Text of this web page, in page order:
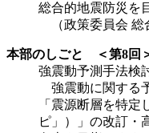
総合的地震防災を
（政策委員会 総
本部のしごと ＜第8回
強震動予測手法検
強震動に関する
「震源断層を特
ピ」）」の改訂・